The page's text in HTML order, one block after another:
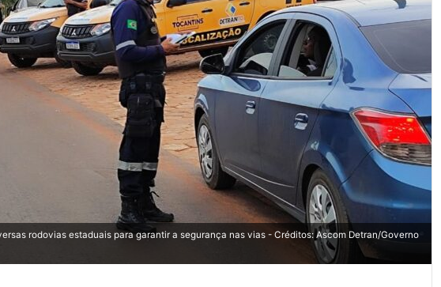
a
i
l
rodovias estaduais para garantir a segurança nas vias - Créditos: Ascom Detran/Governo